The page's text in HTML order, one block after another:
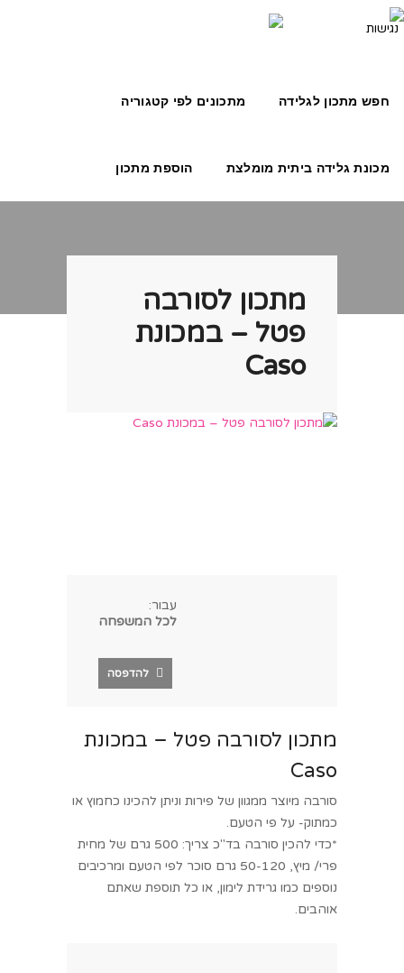
חפש מתכון לגלידה מתכונים לפי קטגוריה
מכונת גלידה ביתית מומלצת הוספת מתכון
מתכון לסורבה
פטל – במכונת
Caso
עבור:
לכל המשפחה
להדפסה
מתכון לסורבה פטל – במכונת
Caso
סורבה מיוצר ממגוון של פירות וניתן להכינו כחמוץ או
כמתוק- על פי הטעם.
*כדי להכין סורבה בד"כ צריך: 500 גרם של מחית
פרי/ מיץ, 50-120 גרם סוכר לפי הטעם ומרכיבים
נוספים כמו גרידת לימון, או כל תוספת שאתם
אוהבים.